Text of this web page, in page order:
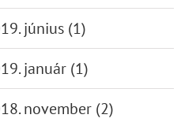
elemet
használjuk
kapu-
Mygates kapu
változata is!
június (1)
január (1)
november (2)